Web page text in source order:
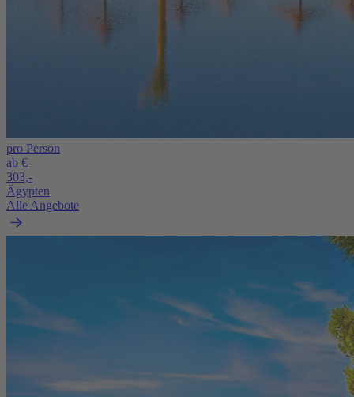
pro Person
ab €
303,-
Ägypten
Alle Angebote